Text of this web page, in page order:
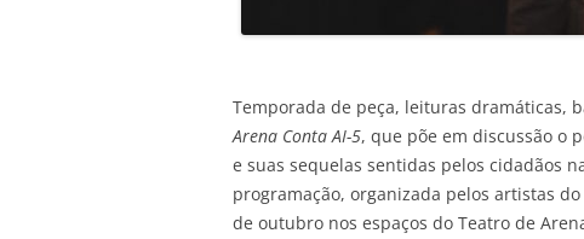
Temporada de peça, leituras dramáticas,
Arena Conta AI-5, que põe em discussão o
e suas sequelas sentidas pelos cidadãos
programação, organizada pelos artistas
de outubro nos espaços do Teatro de